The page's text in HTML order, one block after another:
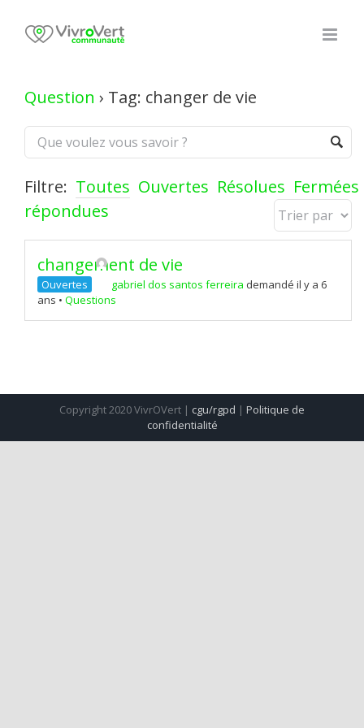
Question › Tag: changer de vie
Filtre: Toutes Ouvertes Résolues Fermées
répondues
changement de vie
Ouvertes gabriel dos santos ferreira demandé il y a 6
ans • Questions
Copyright 2020 VivrOVert | cgu/rgpd | Politique de
confidentialité